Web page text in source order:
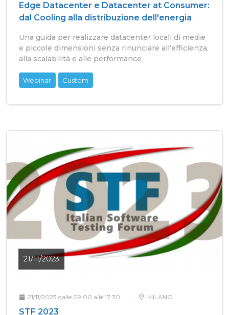
Edge Datacenter e Datacenter at Consumer:
dal Cooling alla distribuzione dell'energia
Una guida per realizzare datacenter locali di medie
e piccole dimensioni senza rinunciare all’efficienza,
alla scalabilità e alle performance
Webinar Custom
21/11/2023
21/11/2023 dalle 09:00 alle 17:30 MILANO
STF 2023